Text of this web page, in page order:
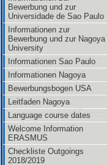
Bewerbung und zur
Universidade de Sao Paulo
Informationen zur
Bewerbung und zur Nagoya
University
Informationen Sao Paulo
Informationen Nagoya
Bewerbungsbogen USA
Leitfaden Nagoya
Language course dates
Welcome Information
ERASMUS
Checkliste Outgoings
2018/2019